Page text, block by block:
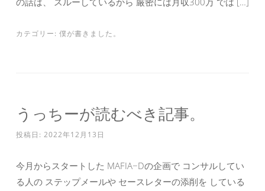
カテゴリー: 僕が書きました。
うっちーが読むべき記事。
投稿日: 2022年12月13日
今月からスタートした MAFIA−Dの企画で コンサルしてい
る人の ステップメールや セースレターの添削を している